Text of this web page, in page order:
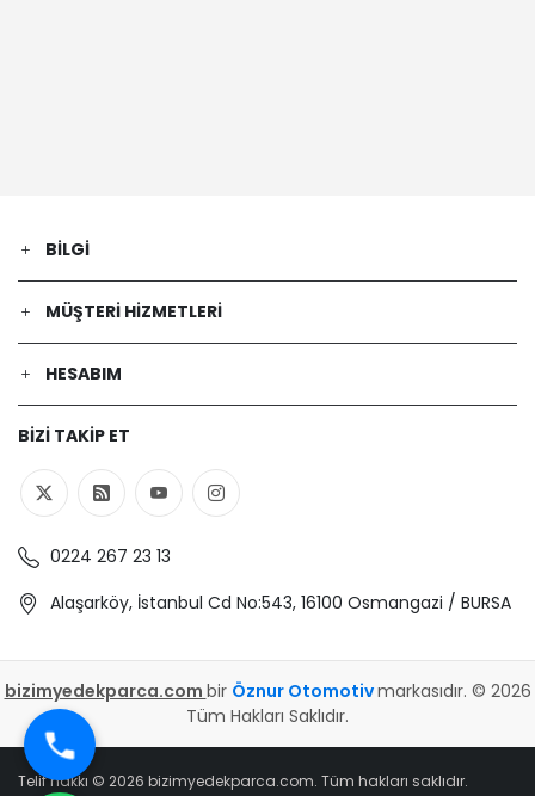
BILGI
MÜŞTERI HIZMETLERI
HESABIM
BIZI TAKIP ET
0224 267 23 13
Alaşarköy, İstanbul Cd No:543, 16100 Osmangazi / BURSA
bizimyedekparca.com bir Öznur Otomotivmarkasıdır. © 2026
Tüm Hakları Saklıdır.
Telif hakkı © 2026 bizimyedekparca.com. Tüm hakları saklıdır.